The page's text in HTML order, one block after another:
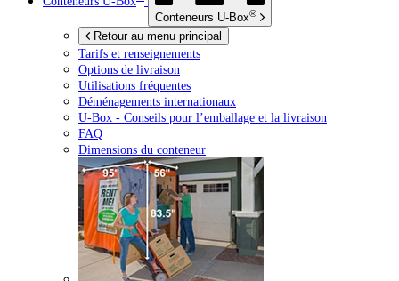
Conteneurs U-Box®
Retour au menu principal
Tarifs et renseignements
Options de livraison
Utilisations fréquentes
Déménagements internationaux
U-Box - Conseils pour l’emballage et la livraison
FAQ
Dimensions du conteneur